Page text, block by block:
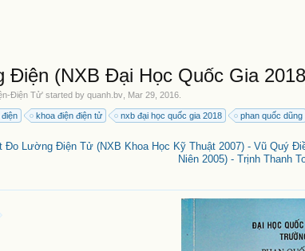
Điện (NXB Đại Học Quốc Gia
Điện Tử' started byquanh.bv Mar 29, 2016
khoa điện điện tử nxb đại học quốc gia 2018 phan quốc dũng
Đo Lường Điện Tử (NXB Khoa Học Kỹ Thuật 2007) - Vũ Quý
Niên 2005) - Trịnh Thanh